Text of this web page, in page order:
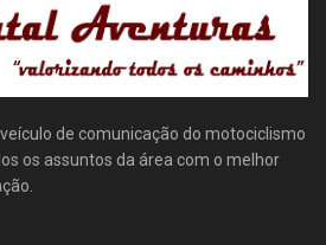
de comunicação do motociclismo
os assuntos da área com o melhor